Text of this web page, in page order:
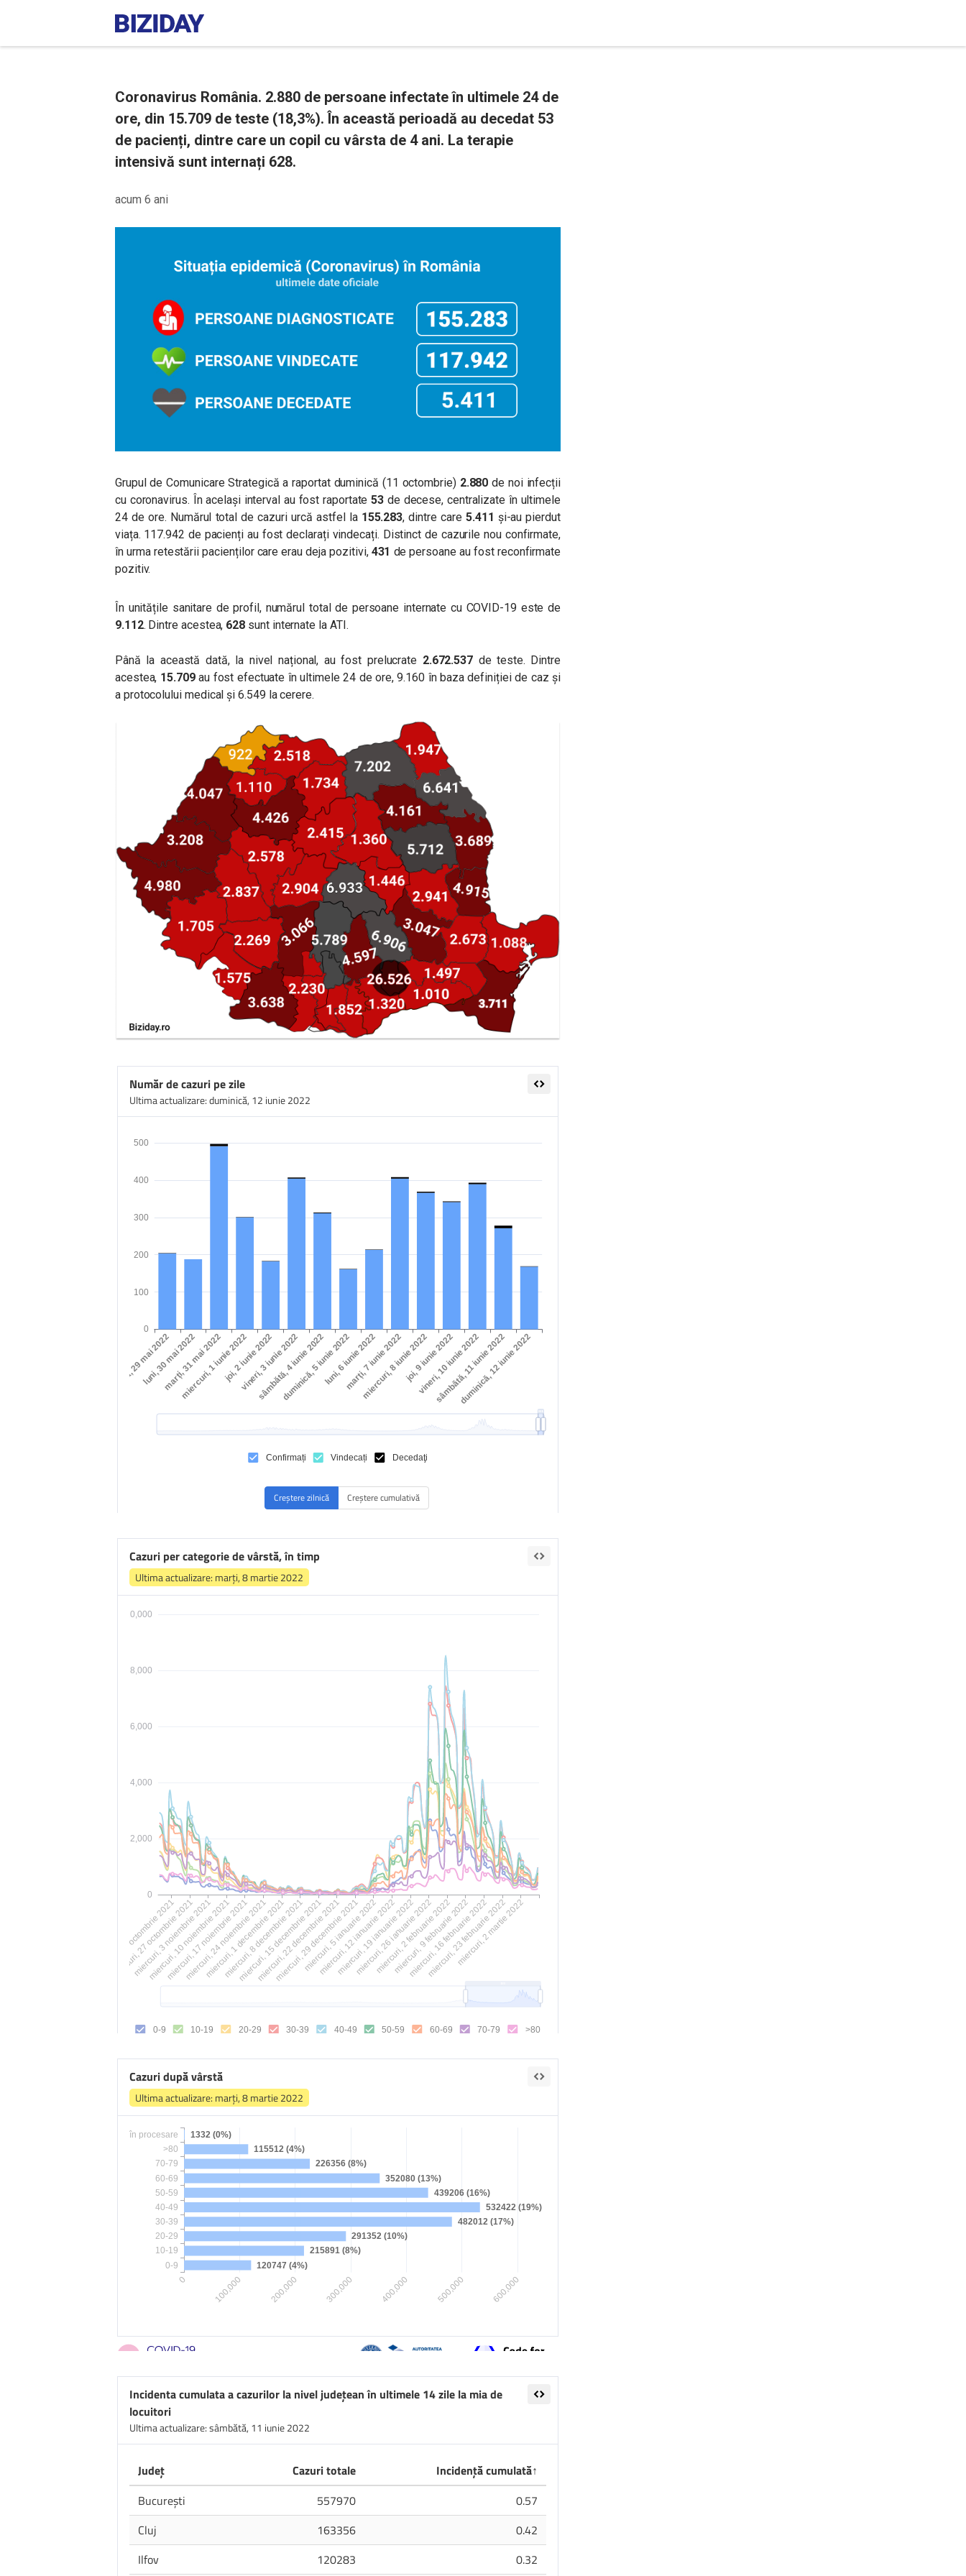
Coronavirus România. 2.880 de persoane infectate în ultimele 24 de
ore, din 15.709 de teste (18,3%). În această perioadă au decedat 53
de pacienți, dintre care un copil cu vârsta de 4 ani. La terapie
intensivă sunt internați 628.
acum 6 ani
Grupul de Comunicare Strategică a raportat duminică (11 octombrie) 2.880 de noi infecții
cu coronavirus. În același interval au fost raportate53 de decese, centralizate în ultimele
24 de ore. Numărul total de cazuri urcă astfel la 155.283, dintre care 5.411 și-au pierdut
viața. 117.942 de pacienți au fost declarați vindecați. Distinct de cazurile nou confirmate,
în urma retestării pacienților care erau deja pozitivi, 431 de persoane au fost reconfirmate
pozitiv.
În unitățile sanitare de profil, numărul total de persoane internate cu COVID-19 este de
9.112. Dintre acestea, 628 sunt internate la ATI.
Până la această dată, la nivel național, au fost prelucrate 2.672.537 de teste. Dintre
acestea, 15.709au fost efectuate în ultimele 24 de ore, 9.160 în baza definiției de caz și
a protocolului medical și 6.549 la cerere.